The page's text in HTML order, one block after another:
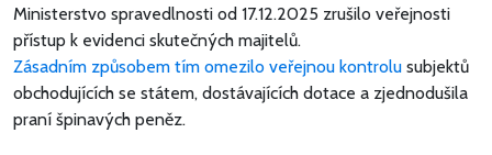
Ministerstvo spravedlnosti od 17.12.2025 zrušilo veřejnosti
přístup k evidenci skutečných majitelů.
Zásadním způsobem tím omezilo veřejnou kontrolu subjektů
obchodujících se státem, dostávajících dotace a zjednodušila
praní špinavých peněz.